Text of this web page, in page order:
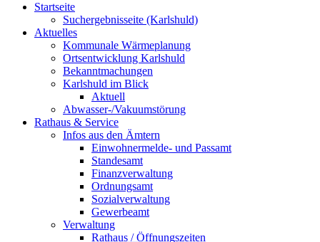
Startseite
Suchergebnisseite (Karlshuld)
Aktuelles
Kommunale Wärmeplanung
Ortsentwicklung Karlshuld
Bekanntmachungen
Karlshuld im Blick
Aktuell
Abwasser-/Vakuumstörung
Rathaus & Service
Infos aus den Ämtern
Einwohnermelde- und Passamt
Standesamt
Finanzverwaltung
Ordnungsamt
Sozialverwaltung
Gewerbeamt
Verwaltung
Rathaus / Öffnungszeiten